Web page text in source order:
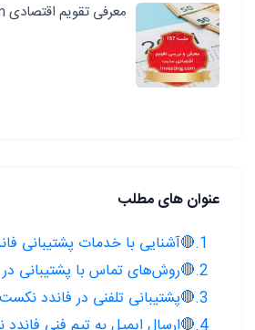
معرفی تقویم اقتصادی investing.com
عنوان های مطلب
1.🔴آشنایی با خدمات پشتیبانی فاندد نکست
2.🔴روش‌های تماس با پشتیبانی در فاندد نکست
3.🔴پشتیبانی تلفنی در فاندد نکست